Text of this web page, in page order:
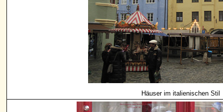
Häuser im italienischen Stil